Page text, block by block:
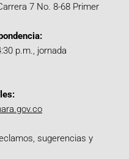
7 No. 8-68 Primer
p.m., jornada
sugerencias y